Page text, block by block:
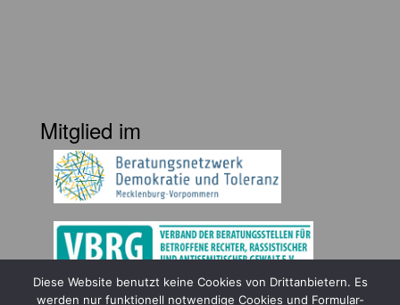
Mitglied im
Diese Website benutzt keine Cookies von Drittanbietern. Es
werden nur funktionell notwendige Cookies und Formular-